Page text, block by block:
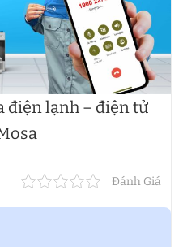
điện lạnh – điện tử
Đánh Giá